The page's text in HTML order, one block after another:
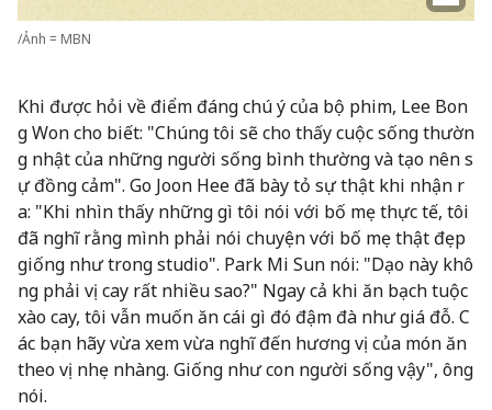
/Ảnh = MBN
Khi được hỏi về điểm đáng chú ý của bộ phim, Lee Bon
g Won cho biết: "Chúng tôi sẽ cho thấy cuộc sống thườn
g nhật của những người sống bình thường và tạo nên s
ự đồng cảm". Go Joon Hee đã bày tỏ sự thật khi nhận r
a: "Khi nhìn thấy những gì tôi nói với bố mẹ thực tế, tôi
đã nghĩ rằng mình phải nói chuyện với bố mẹ thật đẹp
giống như trong studio". Park Mi Sun nói: "Dạo này khô
ng phải vị cay rất nhiều sao?" Ngay cả khi ăn bạch tuộc
xào cay, tôi vẫn muốn ăn cái gì đó đậm đà như giá đỗ. C
ác bạn hãy vừa xem vừa nghĩ đến hương vị của món ăn
theo vị nhẹ nhàng. Giống như con người sống vậy", ông
nói.